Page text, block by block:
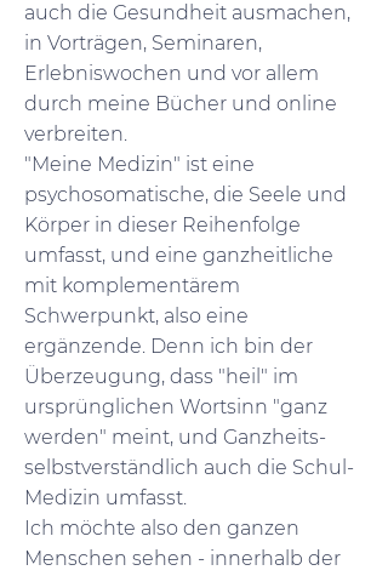
auch die Gesundheit ausmachen,
in Vorträgen, Seminaren,
Erlebniswochen und vor allem
durch meine Bücher und online
verbreiten.
"Meine Medizin" ist eine
psychosomatische, die Seele und
Körper in dieser Reihenfolge
umfasst, und eine ganzheitliche
mit komplementärem
Schwerpunkt, also eine
ergänzende. Denn ich bin der
Überzeugung, dass "heil" im
ursprünglichen Wortsinn "ganz
werden" meint, und Ganzheits-
selbstverständlich auch die Schul-
Medizin umfasst.
Ich möchte also den ganzen
Menschen sehen - innerhalb der